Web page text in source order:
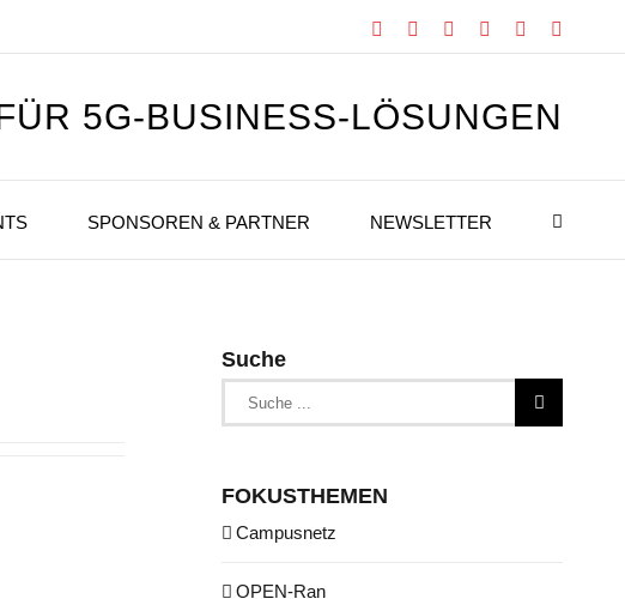
Facebook Instagram
Xing LinkedIn
5G-BUSINESS-LÖSUNGEN
SPONSOREN & PARTNER NEWSLETTER
Suche
Suche
nach:
FOKUSTHEMEN
Campusnetz
OPEN-Ran